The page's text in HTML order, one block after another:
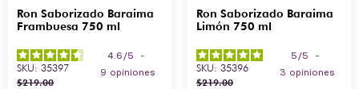
Ron Saborizado Baraima
Frambuesa 750 ml
4.6 /5
-
9 opiniones
SKU: 35397
$219.00
Ron Saborizado Baraima
Limón 750 ml
5 /5
-
3 opiniones
SKU: 35396
$219.00